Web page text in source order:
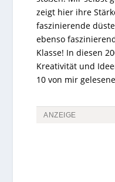
zeigt hier ihre
faszinierende
ebenso
Klasse! In diesen
Kreativität und
10 von mir
ANZEIGE